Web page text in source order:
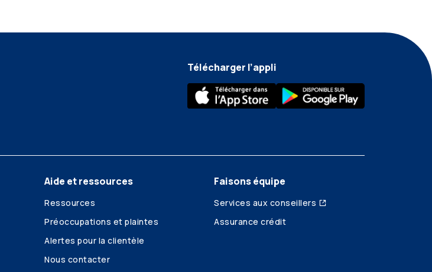
Télécharger l’appli
Aide et ressources
Ressources
Préoccupations et plaintes
Alertes pour la clientèle
Nous contacter
Faisons équipe
Services aux conseillers
Assurance crédit